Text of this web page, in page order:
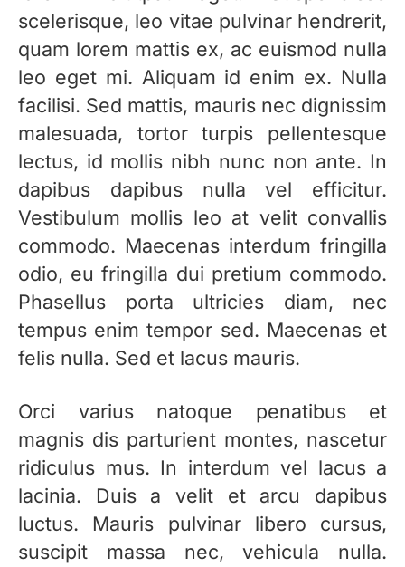
scelerisque, leo vitae pulvinar hendrerit,
quam lorem mattis ex, ac euismod nulla
leo eget mi. Aliquam id enim ex. Nulla
facilisi. Sed mattis, mauris nec dignissim
malesuada, tortor turpis pellentesque
lectus, id mollis nibh nunc non ante. In
dapibus dapibus nulla vel efficitur.
Vestibulum mollis leo at velit convallis
commodo. Maecenas interdum fringilla
odio, eu fringilla dui pretium commodo.
Phasellus porta ultricies diam, nec
tempus enim tempor sed. Maecenas et
felis nulla. Sed et lacus mauris.
Orci varius natoque penatibus et
magnis dis parturient montes, nascetur
ridiculus mus. In interdum vel lacus a
lacinia. Duis a velit et arcu dapibus
luctus. Mauris pulvinar libero cursus,
suscipit massa nec, vehicula nulla.